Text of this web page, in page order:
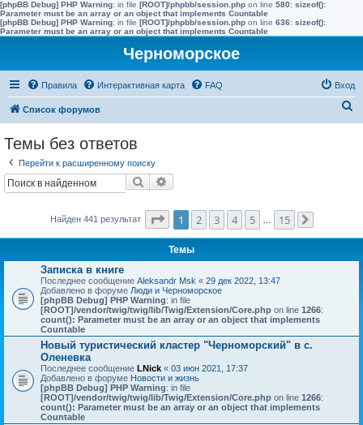
[phpBB Debug] PHP Warning: in file [ROOT]/phpbb/session.php on line 580: sizeof():
Parameter must be an array or an object that implements Countable
[phpBB Debug] PHP Warning: in file [ROOT]/phpbb/session.php on line 636: sizeof():
Parameter must be an array or an object that implements Countable
Черноморское
Правила Интерактивная карта FAQ Вход
Список форумов
Темы без ответов
Перейти к расширенному поиску
Поиск
Найден 441 результат Страница1 из
1 2 3 4 5 15
Темы
Записка в книге
Последнее сообщение Aleksandr Msk « 29 дек 2022, 13:47
Добавлено в форуме Люди и Черноморское
[phpBB Debug] PHP Warning: in file
[ROOT]/vendor/twig/twig/lib/Twig/Extension/Core.php on line 1266:
count(): Parameter must be an array or an object that implements
Countable
Новый туристический кластер "Черноморский" в с.
Оленевка
Последнее сообщение LNick « 03 июн 2021, 17:37
Добавлено в форуме Новости и жизнь
[phpBB Debug] PHP Warning: in file
[ROOT]/vendor/twig/twig/lib/Twig/Extension/Core.php on line 1266:
count(): Parameter must be an array or an object that implements
Countable